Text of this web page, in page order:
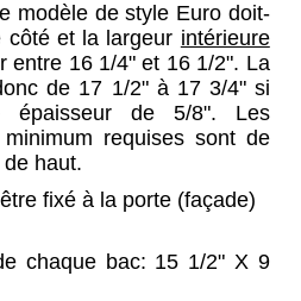
modèle de style Euro doit-
côté et la largeur intérieure
entre 16 1/4" et 16 1/2". La
de 17 1/2" à 17 3/4" si
épaisseur de 5/8". Les
requises sont de
haut.
fixé à la porte (façade)
chaque bac: 15 1/2" X 9